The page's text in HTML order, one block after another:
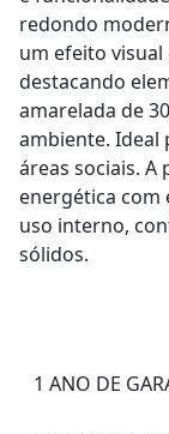
redondo
um efeito
destacando
amarelada de
ambiente. Ideal
áreas sociais. A
energética com
uso interno,
sólidos.
1 ANO DE